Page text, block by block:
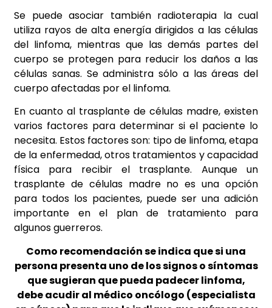
Se puede asociar también radioterapia la cual
utiliza rayos de alta energía dirigidos a las células
del linfoma, mientras que las demás partes del
cuerpo se protegen para reducir los daños a las
células sanas. Se administra sólo a las áreas del
cuerpo afectadas por el linfoma.
En cuanto al trasplante de células madre, existen
varios factores para determinar si el paciente lo
necesita. Estos factores son: tipo de linfoma, etapa
de la enfermedad, otros tratamientos y capacidad
física para recibir el trasplante. Aunque un
trasplante de células madre no es una opción
para todos los pacientes, puede ser una adición
importante en el plan de tratamiento para
algunos guerreros.
Como recomendación se indica que si una
persona presenta uno de los signos o síntomas
que sugieran que pueda padecer linfoma,
debe acudir al médico oncólogo (especialista